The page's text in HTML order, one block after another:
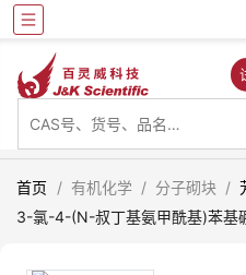
首页 / 有机化学 / 分子砌块 /
3-氯-4-(N-叔丁基氨甲酰基)苯基